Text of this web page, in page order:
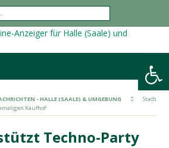
Werkzeugleiste öffnen
- HALLE (SAALE) & UMGEBUNG
Stadt
Kaufhof
Techno-Party